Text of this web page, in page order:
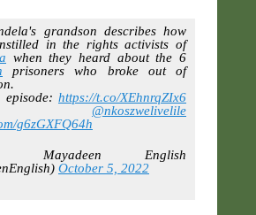
grandson describes how
in the rights activists of
when they heard about the 6
prisoners who broke out of
https://t.co/XEhnrqZIx6
@nkoszwelivelile
g6zGXFQ64h
English
October 5, 2022